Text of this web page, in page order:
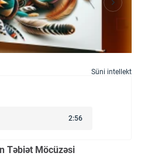
Süni intellekt
Təbiət Möcüzəsi